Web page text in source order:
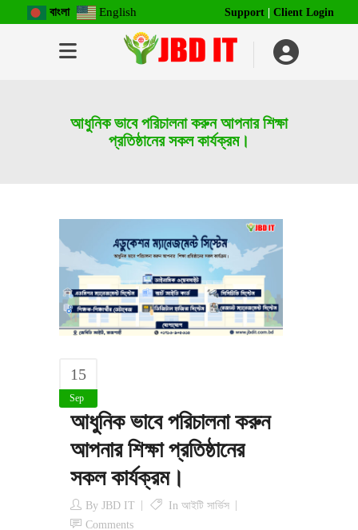
বাংলা English Support Client Login
আধুনিক ভাবে পরিচালনা করুন আপনার শিক্ষা
প্রতিষ্ঠানের সকল কার্যক্রম।
15
Sep
আধুনিক ভাবে পরিচালনা করুন
আপনার শিক্ষা প্রতিষ্ঠানের
সকল কার্যক্রম।
By JBD IT In আইটি সার্ভিস
Comments